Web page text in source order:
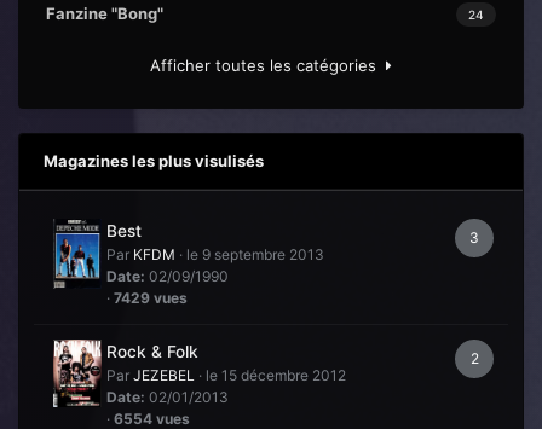
24
Fanzine "Bong"
Afficher toutes les catégories
Magazines les plus visulisés
3
Best
Par KFDM · le 9 septembre 2013
Date: 02/09/1990
· 7429 vues
2
Rock & Folk
Par JEZEBEL · le 15 décembre 2012
Date: 02/01/2013
· 6554 vues